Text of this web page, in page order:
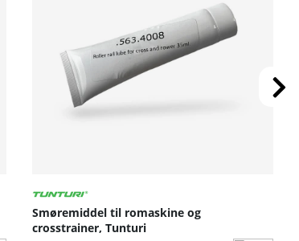
Smøremiddel til romaskine og
crosstrainer, Tunturi